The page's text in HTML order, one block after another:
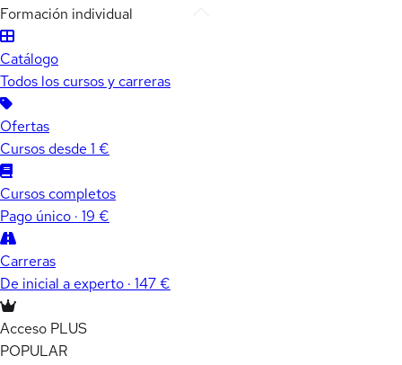
Formación individual
Catálogo
Todos los cursos y carreras
Ofertas
Cursos desde 1 €
Cursos completos
Pago único · 19 €
Carreras
De inicial a experto · 147 €
Acceso PLUS
POPULAR